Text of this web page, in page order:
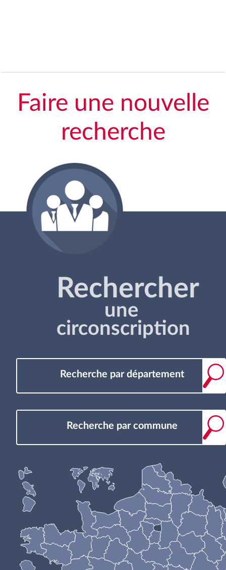
Faire une nouvelle
recherche
Rechercher
une
circonscription
Recherche par département
Recherche par commune